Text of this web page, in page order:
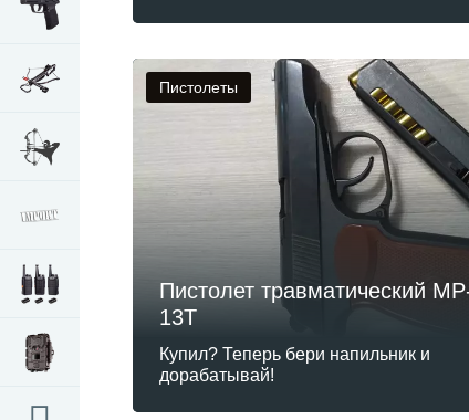
Пистолет травматический
13Т
Купил? Теперь бери напильник и
дорабатывай!
Пистолеты